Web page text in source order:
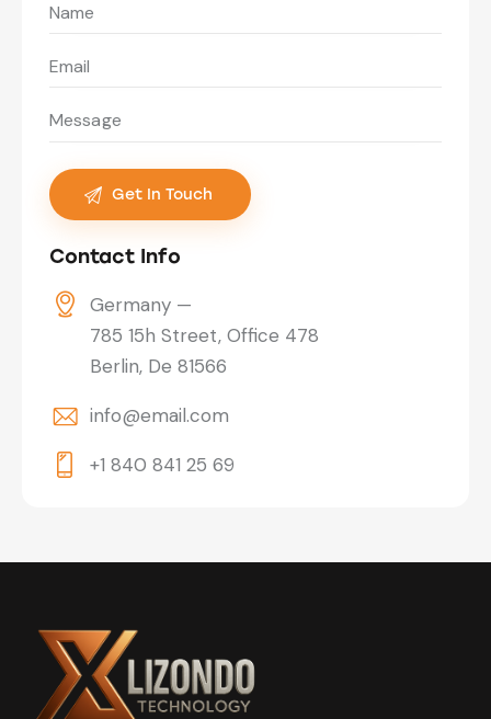
Contact Info
Germany —
785 15h Street, Office 478
Berlin, De 81566
info@email.com
+1 840 841 25 69